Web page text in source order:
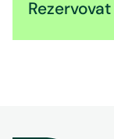
Rezervovat